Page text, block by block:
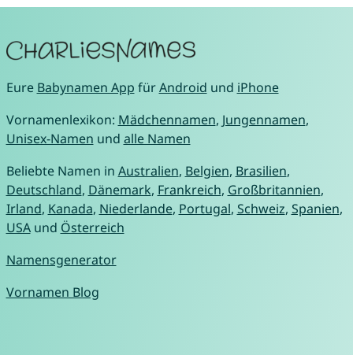
Eure Babynamen App fürAndroid und iPhone
Vornamenlexikon: Mädchennamen, Jungennamen,
Unisex-Namen und alle Namen
Beliebte Namen in Australien, Belgien, Brasilien,
Deutschland, Dänemark, Frankreich, Großbritannien,
Irland, Kanada, Niederlande, Portugal, Schweiz, Spanien,
USAund Österreich
Namensgenerator
Vornamen Blog